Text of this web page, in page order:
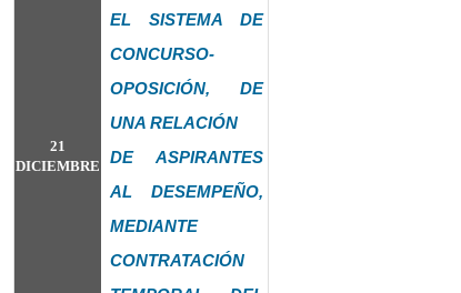
21
DICIEMBRE
EL SISTEMA DE
CONCURSO-
OPOSICIÓN, DE
UNA RELACIÓN
DE ASPIRANTES
AL DESEMPEÑO,
MEDIANTE
CONTRATACIÓN